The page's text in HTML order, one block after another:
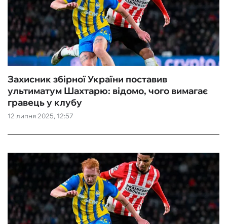
12 липня 2025, 12:57
Захисник збірної України поставив
ультиматум Шахтарю: відомо, чого вимагає
гравець у клубу